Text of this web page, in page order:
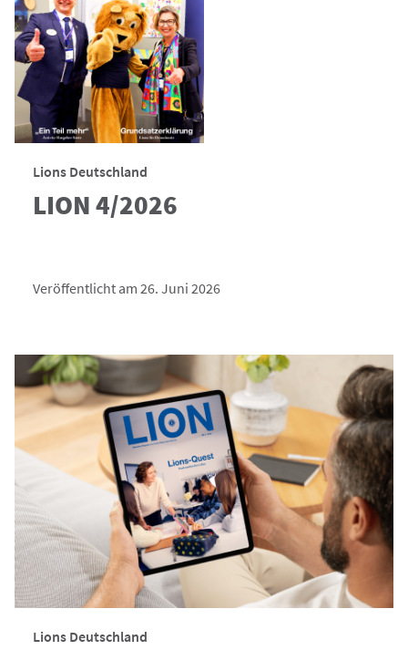
Lions Deutschland
LION 4/2026
Veröffentlicht am 26. Juni 2026
Lions Deutschland